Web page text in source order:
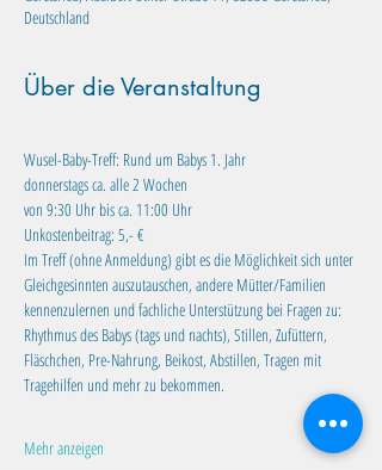
Deutschland
Über die Veranstaltung
Wusel-Baby-Treff: Rund um Babys 1. Jahr
donnerstags ca. alle 2 Wochen
von 9:30 Uhr bis ca. 11:00 Uhr
Unkostenbeitrag: 5,- €
Im Treff (ohne Anmeldung) gibt es die Möglichkeit sich unter
Gleichgesinnten auszutauschen, andere Mütter/Familien
kennenzulernen und fachliche Unterstützung bei Fragen zu:
Rhythmus des Babys (tags und nachts), Stillen, Zufüttern,
Fläschchen, Pre-Nahrung, Beikost, Abstillen, Tragen mit
Tragehilfen und mehr zu bekommen.
Mehr anzeigen